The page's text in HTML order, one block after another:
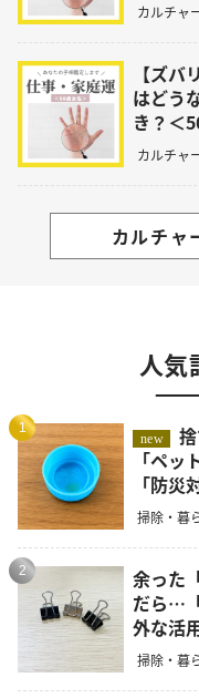
カルチャ
【ズ
はどう
き？＜
カルチャ
カルチャ
人気
1
new
捨てなかった人、正解です！小さい
「ペ
「防災
掃除・暮
2
余った
だら…
外な活
掃除・暮